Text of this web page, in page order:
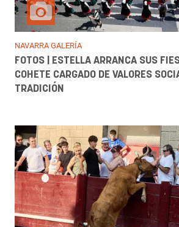
NAVARRA GALERÍA
FOTOS | ESTELLA ARRANCA SUS
COHETE CARGADO DE VALORES
TRADICIÓN